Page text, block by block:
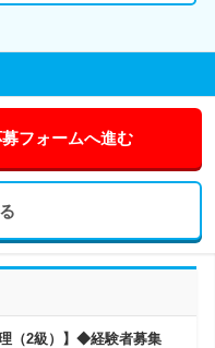
フォームへ進む
（2級）】◆経験者募集